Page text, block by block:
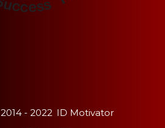
2014 - 2022 ID Motivator